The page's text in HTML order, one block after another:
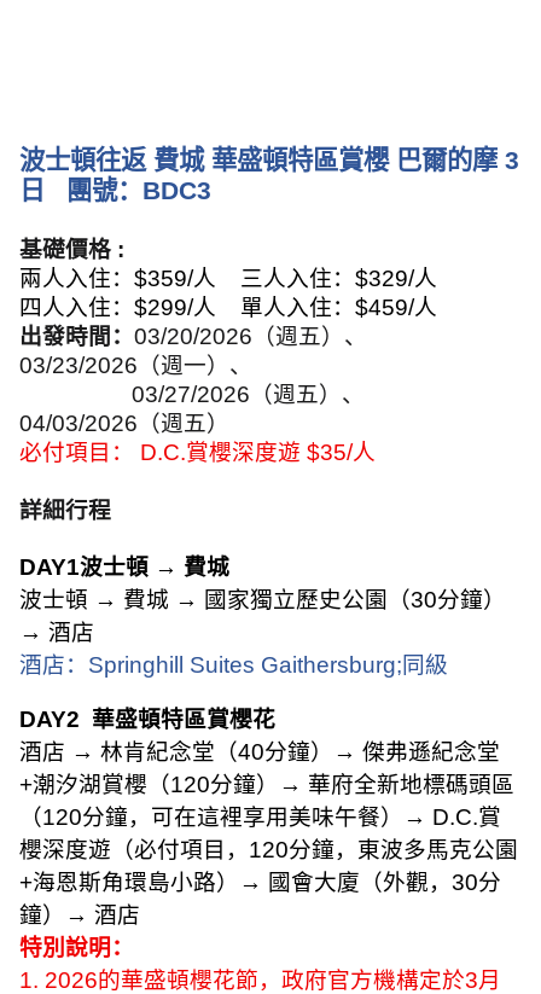
波士頓往返 費城 華盛頓特區賞櫻 巴爾的摩 3
日
團號： BDC3
基礎價格 :
兩人入住： $359/人 三人入住： $329/人
四人入住： $299/人 單人入住： $459/人
出發時間： 03/20/2026 （週五）、
03/23/2026 （週一）、
03/27/2026 （週五）、
04/03/2026 （週五）
必付項目：
D.C.賞櫻深度遊 $35/人
詳細行程
DAY1波士頓 → 費城
波士頓 → 費城 → 國家獨立歷史公園（30分鐘）
→ 酒店
酒店： Springhill Suites Gaithersburg;同級
DAY2 華盛頓特區賞櫻花
酒店 → 林肯紀念堂（40分鐘） → 傑弗遜紀念堂
+潮汐湖賞櫻（120分鐘） → 華府全新地標碼頭區
（120分鐘，可在這裡享用美味午餐） → D.C.賞
櫻深度遊（必付項目， 120分鐘，東波多馬克公園
+海恩斯角環島小路） → 國會大廈（外觀， 30分
鐘）
→ 酒店
特別說明：
1. 2026的華盛頓櫻花節，政府官方機構定於3月